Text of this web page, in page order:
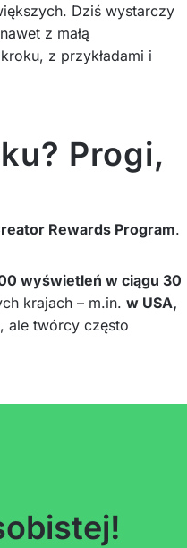
Dziś wystarczy
z małą
z przykładami i
Progi,
Rewards Program.
wyświetleń w ciągu 30
krajach – m.in. w USA,
ale twórcy często